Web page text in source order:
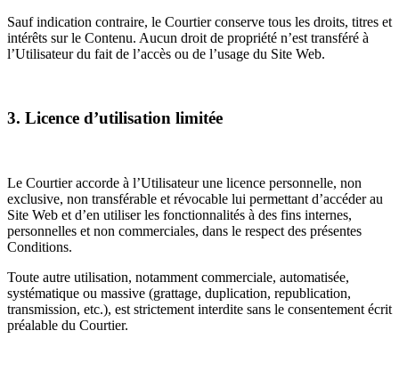
Sauf indication contraire, le Courtier conserve tous les droits, titres et
intérêts sur le Contenu. Aucun droit de propriété n’est transféré à
l’Utilisateur du fait de l’accès ou de l’usage du Site Web.
3. Licence d’utilisation limitée
Le Courtier accorde à l’Utilisateur une licence personnelle, non
exclusive, non transférable et révocable lui permettant d’accéder au
Site Web et d’en utiliser les fonctionnalités à des fins internes,
personnelles et non commerciales, dans le respect des présentes
Conditions.
Toute autre utilisation, notamment commerciale, automatisée,
systématique ou massive (grattage, duplication, republication,
transmission, etc.), est strictement interdite sans le consentement écrit
préalable du Courtier.